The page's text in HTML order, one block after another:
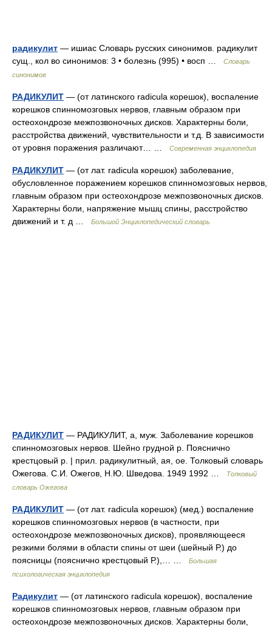
радикулит — ишиас Словарь русских синонимов. радикулит
сущ., кол во синонимов: 3 • болезнь (995) • восп …
Словарь
синонимов
РАДИКУЛИТ — (от латинского radicula корешок), воспаление
корешков спинномозговых нервов, главным образом при
остеохондрозе межпозвоночных дисков. Характерны боли,
расстройства движений, чувствительности и т.д. В зависимости
от уровня поражения различают… …
Современная энциклопедия
РАДИКУЛИТ — (от лат. radicula корешок) заболевание,
обусловленное поражением корешков спинномозговых нервов,
главным образом при остеохондрозе межпозвоночных дисков.
Характерны боли, напряжение мышц спины, расстройство
движений и т. д …
Большой Энциклопедический словарь
РАДИКУЛИТ — РАДИКУЛИТ, а, муж. Заболевание корешков
спинномозговых нервов. Шейно грудной р. Пояснично
крестцовый р. | прил. радикулитный, ая, ое. Толковый словарь
Ожегова. С.И. Ожегов, Н.Ю. Шведова. 1949 1992 …
Толковый
словарь Ожегова
РАДИКУЛИТ — (от лат. radicula корешок) (мед.) воспаление
корешков спинномозговых нервов (в частности, при
остеохондрозе межпозвоночных дисков), проявляющееся
резкими болями в области спины от шеи (шейный Р.) до
поясницы (пояснично крестцовый Р.),… …
Большая
психологическая энциклопедия
Радикулит — (от латинского radicula корешок), воспаление
корешков спинномозговых нервов, главным образом при
остеохондрозе межпозвоночных дисков. Характерны боли,